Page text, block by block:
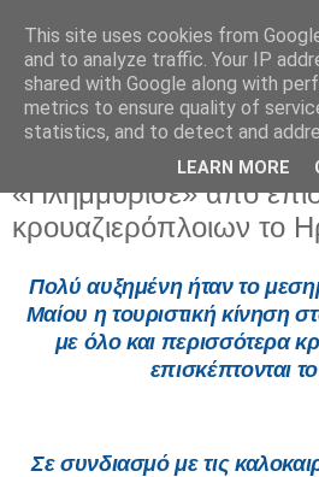
Κυριακή 10 Μαΐου 2026
«Πλημμύρισε» από
κρουαζιερόπλοιων το
Πολύ αυξημένη ήταν το
Μαίου η τουριστική κίνηση
με όλο και περισσότερα
επισκέπτονται
Σε συνδιασμό με τις
This site uses cookies from
and to analyze traffic. Your IP
shared with Google along with
metrics to ensure quality of
statistics, and to detect and
LEARN MORE